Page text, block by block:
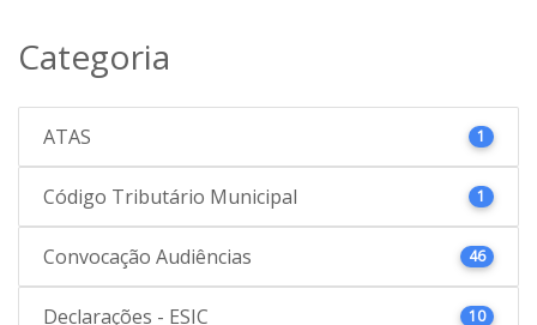
Categoria
ATAS 1
Código Tributário Municipal 1
Convocação Audiências 46
Declarações - ESIC 10